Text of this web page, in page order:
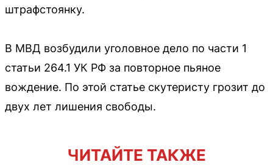
штрафстоянку.
В МВД возбудили уголовное дело по части 1
статьи 264.1 УК РФ за повторное пьяное
вождение. По этой статье скутеристу грозит до
двух лет лишения свободы.
ЧИТАЙТЕ ТАКЖЕ